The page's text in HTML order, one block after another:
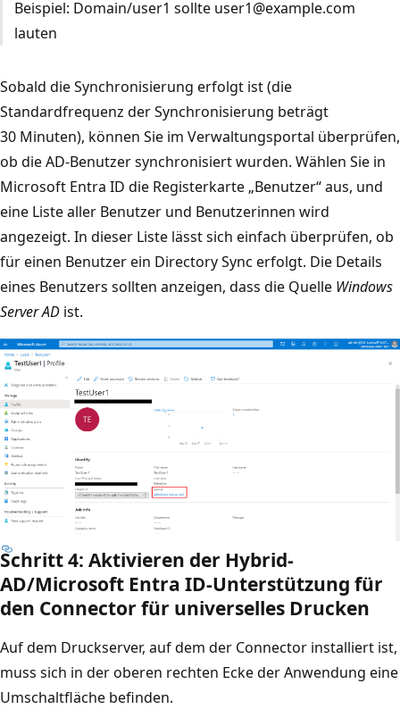
Beispiel: Domain/user1 sollte user1@example.com
lauten
Sobald die Synchronisierung erfolgt ist (die
Standardfrequenz der Synchronisierung beträgt
30 Minuten), können Sie im Verwaltungsportal überprüfen,
ob die AD-Benutzer synchronisiert wurden. Wählen Sie in
Microsoft Entra ID die Registerkarte „Benutzer“ aus, und
eine Liste aller Benutzer und Benutzerinnen wird
angezeigt. In dieser Liste lässt sich einfach überprüfen, ob
für einen Benutzer ein Directory Sync erfolgt. Die Details
eines Benutzers sollten anzeigen, dass die Quelle Windows
Server AD ist.
Schritt 4: Aktivieren der Hybrid-
AD/Microsoft Entra ID-Unterstützung für
den Connector für universelles Drucken
Auf dem Druckserver, auf dem der Connector installiert ist,
muss sich in der oberen rechten Ecke der Anwendung eine
Umschaltfläche befinden.